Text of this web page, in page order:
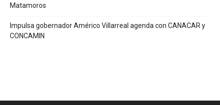
Matamoros
Impulsa gobernador Américo Villarreal agenda con CANACAR y
CONCAMIN